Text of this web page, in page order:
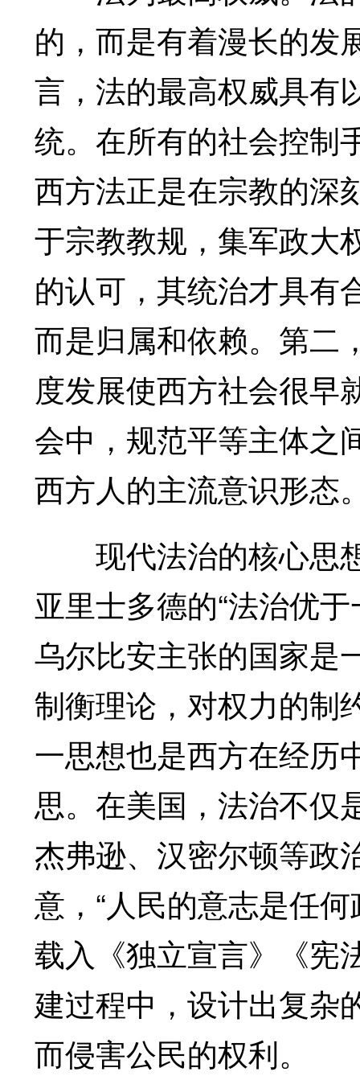
的，而是有着漫长的发
言，法的最高权威具有
统。在所有的社会控制
西方法正是在宗教的深
于宗教教规，集军政大
的认可，其统治才具有
而是归属和依赖。第二
度发展使西方社会很早
会中，规范平等主体之
西方人的主流意识形态
现代法治的核心思
亚里士多德的“法治优
乌尔比安主张的国家是
制衡理论，对权力的制
一思想也是西方在经历
思。在美国，法治不仅
杰弗逊、汉密尔顿等政
意，“人民的意志是任
载入《独立宣言》《宪
建过程中，设计出复杂
而侵害公民的权利。